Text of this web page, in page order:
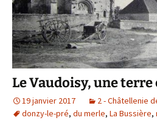
Le Vaudoisy, une
19 janvier 2017 2 - Châtellenie
donzy-le-pré, du merle, La Bussière,